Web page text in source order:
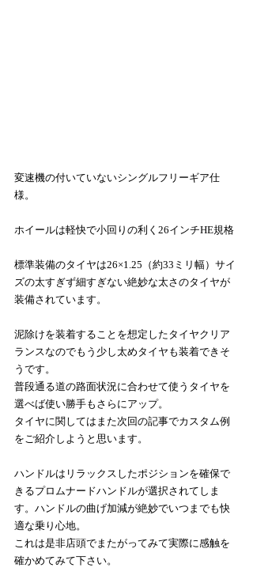
変速機の付いていないシングルフリーギア仕
様。
ホイールは軽快で小回りの利く26インチHE規格
標準装備のタイヤは26×1.25（約33ミリ幅）サイ
ズの太すぎず細すぎない絶妙な太さのタイヤが
装備されています。
泥除けを装着することを想定したタイヤクリア
ランスなのでもう少し太めタイヤも装着できそ
うです。
普段通る道の路面状況に合わせて使うタイヤを
選べば使い勝手もさらにアップ。
タイヤに関してはまた次回の記事でカスタム例
をご紹介しようと思います。
ハンドルはリラックスしたポジションを確保で
きるプロムナードハンドルが選択されてしま
す。ハンドルの曲げ加減が絶妙でいつまでも快
適な乗り心地。
これは是非店頭でまたがってみて実際に感触を
確かめてみて下さい。